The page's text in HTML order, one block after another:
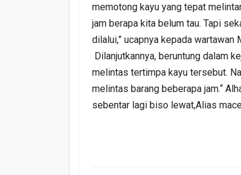
memotong kayu yang tepat
jam berapa kita belum tau. Tapi
dilalui,” ucapnya kepada wartawan
Dilanjutkannya, beruntung dalam
melintas tertimpa kayu tersebut.
melintas barang beberapa jam.“
sebentar lagi biso lewat,Alias
Admin Jul 17,